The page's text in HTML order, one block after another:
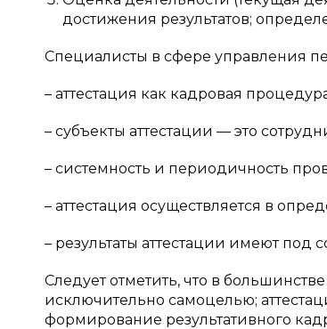
достижения результатов;
Специалисты в сфере управления
– аттестация как кадровая
– субъекты аттестации — это
– системность и периодичность
– аттестация осуществляется в
– результаты аттестации имеют под
Следует отметить, что в
исключительно самоцелью;
формирование результативного